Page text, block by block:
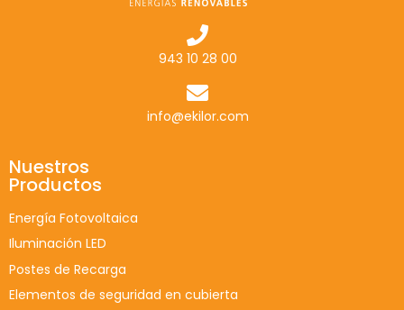
943 10 28 00
info@ekilor.com
Nuestros
Productos
Energía Fotovoltaica
Iluminación LED
Postes de Recarga
Elementos de seguridad en cubierta